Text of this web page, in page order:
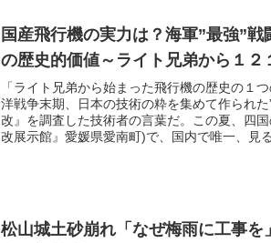
国産飛行機の実力は？海軍”最強”戦
の歴史的価値～ライト兄弟から１２
「ライト兄弟から始まった飛行機の歴史の１
洋戦争末期、日本の技術の粋を集めて作られた
改』を調査した技術者の言葉だ。この夏、四
改展示館』愛媛県愛南町)で、国内で唯一、見
松山城土砂崩れ「なぜ梅雨に工事を